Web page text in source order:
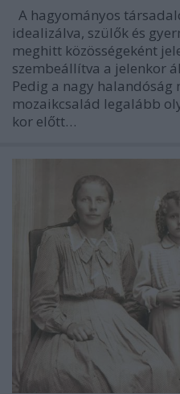
A hagyományos
idealizálva, szülők és
meghitt közösségeként
szembeállítva a jelenkor
Pedig a nagy
mozaikcsalád legalább
kor előtt…